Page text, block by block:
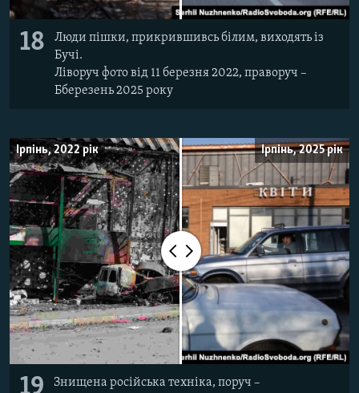
18
Люди пішки, прикрившивсь білим, виходять із
Бучі.
Ліворуч фото від 11 березня 2022, праворуч –
Бберезень 2025 року
Ірпінь, 2022 рік Ірпінь, 2025 рік
Знищена російська техніка, поруч –